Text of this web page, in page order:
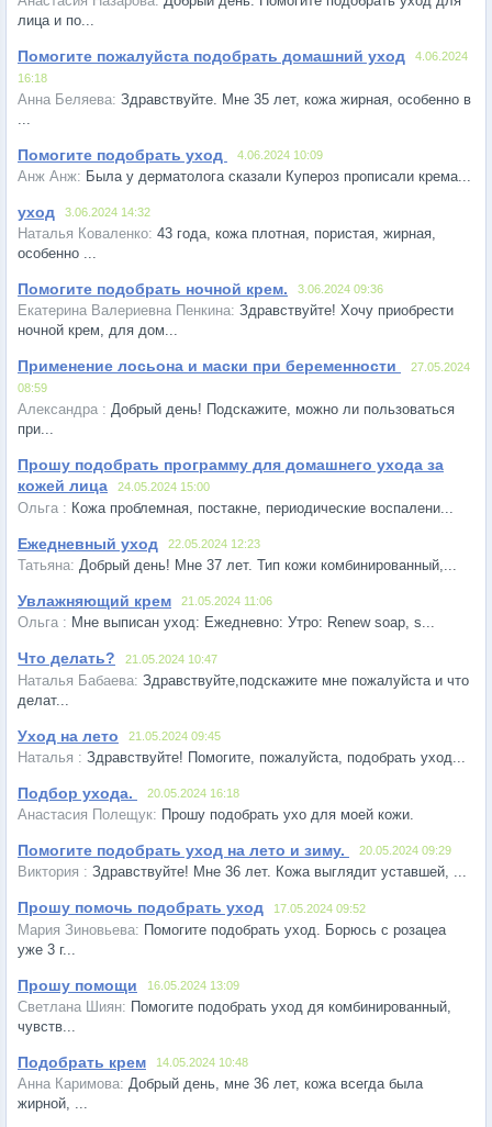
лица и по...
Помогите пожалуйста подобрать домашний уход
4.06.2024
16:18
Здравствуйте. Мне 35 лет, кожа жирная, особенно в
Помогите подобрать уход 4.06.2024 10:09
Была у дерматолога сказали Купероз прописали крема...
уход 3.06.2024 14:32
43 года, кожа плотная, пористая, жирная,
особенно ...
Помогите подобрать ночной крем. 3.06.2024 09:36
Здравствуйте! Хочу приобрести
ночной крем, для дом...
Применение лосьона и маски при беременности
27.05.2024
08:59
Добрый день! Подскажите, можно ли пользоваться
при...
Прошу подобрать программу для домашнего ухода за
кожей лица
24.05.2024 15:00
Кожа проблемная, постакне, периодические воспалени...
Ежедневный уход 22.05.2024 12:23
Добрый день! Мне 37 лет. Тип кожи комбинированный,...
Увлажняющий крем 21.05.2024 11:06
Мне выписан уход: Ежедневно: Утро: Renew soap, s...
Что делать? 21.05.2024 10:47
Здравствуйте,подскажите мне пожалуйста и что
делат...
Уход на лето 21.05.2024 09:45
Здравствуйте! Помогите, пожалуйста, подобрать уход...
Подбор ухода. 20.05.2024 16:18
Прошу подобрать ухо для моей кожи.
Помогите подобрать уход на лето и зиму. 20.05.2024 09:29
Здравствуйте! Мне 36 лет. Кожа выглядит уставшей, ...
Прошу помочь подобрать уход 17.05.2024 09:52
Помогите подобрать уход. Борюсь с розацеа
уже 3 г...
Прошу помощи 16.05.2024 13:09
Помогите подобрать уход дя комбинированный,
чувств...
Подобрать крем 14.05.2024 10:48
Добрый день, мне 36 лет, кожа всегда была
жирной, ...